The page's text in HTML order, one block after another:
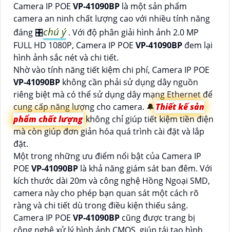
Camera IP POE VP-41090BP là một sản phẩm
camera an ninh chất lượng cao với nhiều tính năng
đáng 🎛chú ý. Với độ phân giải hình ảnh 2.0 MP
FULL HD 1080P, Camera IP POE VP-41090BP đem lại
hình ảnh sắc nét và chi tiết.
Nhờ vào tính năng tiết kiệm chi phí, Camera IP POE
VP-41090BP không cần phải sử dụng dây nguồn
riêng biệt mà có thể sử dụng dây mạng Ethernet để
cung cấp năng lượng cho camera. 🔔 Thiết kế sản
phẩm chất lượng không chỉ giúp tiết kiệm tiền điện
mà còn giúp đơn giản hóa quá trình cài đặt và lắp
đặt.
Một trong những ưu điểm nổi bật của Camera IP
POE VP-41090BP là khả năng giám sát ban đêm. Với
kích thước dài 20m và công nghệ Hồng Ngoại SMD,
camera này cho phép bạn quan sát một cách rõ
ràng và chi tiết dù trong điều kiện thiếu sáng.
Camera IP POE VP-41090BP cũng được trang bị